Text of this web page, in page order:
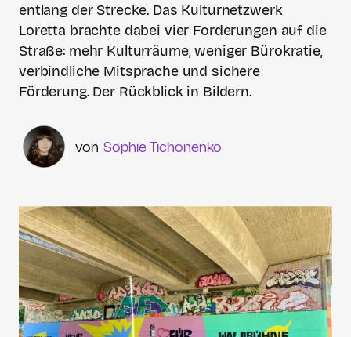
entlang der Strecke. Das Kulturnetzwerk
Loretta brachte dabei vier Forderungen auf die
Straße: mehr Kulturräume, weniger Bürokratie,
verbindliche Mitsprache und sichere
Förderung. Der Rückblick in Bildern.
Sophie Tichonenko